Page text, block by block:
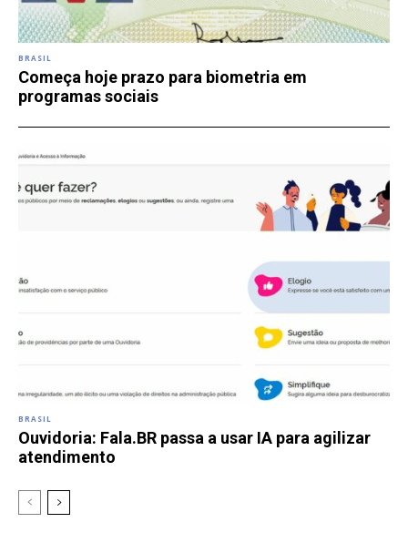
BRASIL
Começa hoje prazo para biometria em
programas sociais
BRASIL
Ouvidoria: Fala.BR passa a usar IA para agilizar
atendimento